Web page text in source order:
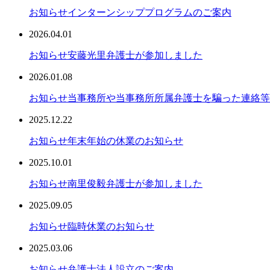
お知らせインターンシッププログラムのご案内
2026.04.01
お知らせ安藤光里弁護士が参加しました
2026.01.08
お知らせ当事務所や当事務所所属弁護士を騙った連絡
2025.12.22
お知らせ年末年始の休業のお知らせ
2025.10.01
お知らせ南里俊毅弁護士が参加しました
2025.09.05
お知らせ臨時休業のお知らせ
2025.03.06